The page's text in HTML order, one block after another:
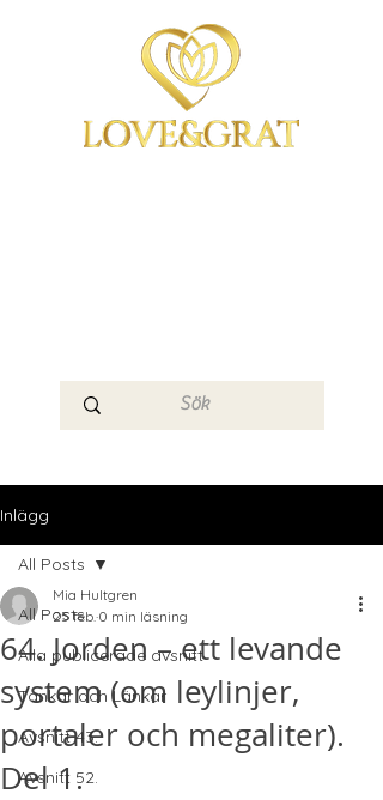
Inlägg
All Posts
Alla publicerade avsnitt
Tankar och Länkar
Avsnitt 43.
Avsnitt 52.
All Posts
64. Jorden – ett levande
system (om leylinjer,
portaler och megaliter).
Del 1.
Mia Hultgren
25 feb. 0 min läsning